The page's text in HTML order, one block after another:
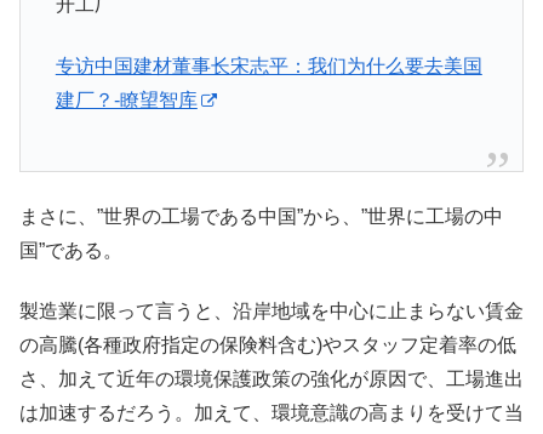
开工厂
专访中国建材董事长宋志平：我们为什么要去美国
建厂？-瞭望智库
まさに、”世界の工場である中国”から、”世界に工場の中
国”である。
製造業に限って言うと、沿岸地域を中心に止まらない賃金
の高騰(各種政府指定の保険料含む)やスタッフ定着率の低
さ、加えて近年の環境保護政策の強化が原因で、工場進出
は加速するだろう。加えて、環境意識の高まりを受けて当